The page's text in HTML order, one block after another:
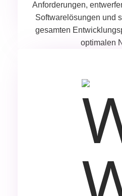
Anforderungen,
Softwarelösungen und
gesamten
optimalen